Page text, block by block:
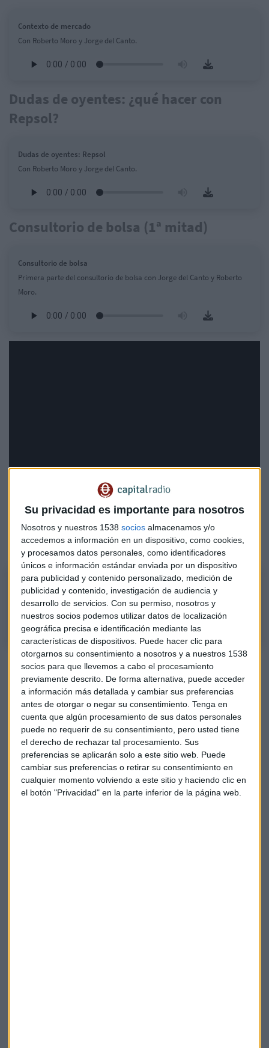
Su privacidad es importante para nosotros
Nosotros y nuestros 1538 socios almacenamos y/o
accedemos a información en un dispositivo, como cookies,
y procesamos datos personales, como identificadores
únicos e información estándar enviada por un dispositivo
para publicidad y contenido personalizado, medición de
publicidad y contenido, investigación de audiencia y
desarrollo de servicios. Con su permiso, nosotros y
nuestros socios podemos utilizar datos de localización
geográfica precisa e identificación mediante las
características de dispositivos. Puede hacer clic para
otorgarnos su consentimiento a nosotros y a nuestros 1538
socios para que llevemos a cabo el procesamiento
previamente descrito. De forma alternativa, puede acceder
a información más detallada y cambiar sus preferencias
antes de otorgar o negar su consentimiento. Tenga en
cuenta que algún procesamiento de sus datos personales
puede no requerir de su consentimiento, pero usted tiene
el derecho de rechazar tal procesamiento. Sus
preferencias se aplicarán solo a este sitio web. Puede
cambiar sus preferencias o retirar su consentimiento en
cualquier momento volviendo a este sitio y haciendo clic en
el botón "Privacidad" en la parte inferior de la página web.
Contexto de mercado
Con Roberto Moro y Jorge del Canto.
Dudas de oyentes: ¿qué hacer con
Repsol?
Dudas de oyentes: Repsol
Con Roberto Moro y Jorge del Canto.
Consultorio de bolsa (1ª mitad)
Consultorio de bolsa
Primera parte del consultorio de bolsa con Jorge del Canto y Roberto
Moro.
Consultorio de bolsa (2ªmitad)
Consultorio de bolsa
Segunda parte del consultorio de bolsa con Jorge del Canto y Roberto
Moro.